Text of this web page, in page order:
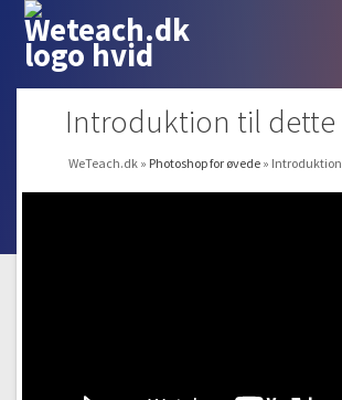
Introduktion til dette
WeTeach.dk » Photoshop for øvede »